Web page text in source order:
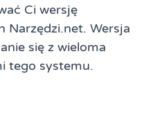
Ci wersję
Narzędzi.net. Wersja
się z wieloma
tego systemu.